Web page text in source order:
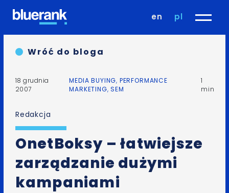
en pl
Wróć do bloga
18 grudnia
2007
MEDIA BUYING, PERFORMANCE
MARKETING,SEM
1
min
Redakcja
OnetBoksy – łatwiejsze
zarządzanie dużymi
kampaniami